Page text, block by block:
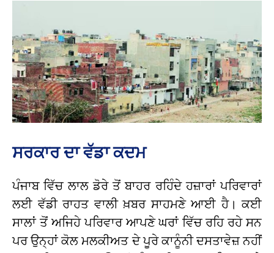
ਸਰਕਾਰ ਦਾ ਵੱਡਾ ਕਦਮ
ਪੰਜਾਬ ਵਿੱਚ ਲਾਲ ਡੋਰੇ ਤੋਂ ਬਾਹਰ ਰਹਿੰਦੇ ਹਜ਼ਾਰਾਂ ਪਰਿਵਾਰਾਂ
ਲਈ ਵੱਡੀ ਰਾਹਤ ਵਾਲੀ ਖ਼ਬਰ ਸਾਹਮਣੇ ਆਈ ਹੈ। ਕਈ
ਸਾਲਾਂ ਤੋਂ ਅਜਿਹੇ ਪਰਿਵਾਰ ਆਪਣੇ ਘਰਾਂ ਵਿੱਚ ਰਹਿ ਰਹੇ ਸਨ
ਪਰ ਉਨ੍ਹਾਂ ਕੋਲ ਮਲਕੀਅਤ ਦੇ ਪੂਰੇ ਕਾਨੂੰਨੀ ਦਸਤਾਵੇਜ਼ ਨਹੀਂ